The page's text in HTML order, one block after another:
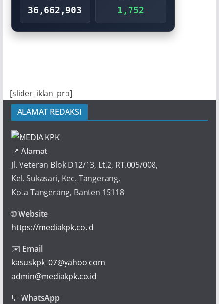
36,662,903 1,752
[slider_iklan_pro]
ALAMAT REDAKSI
📍 Alamat
Jl. Veteran Blok D12/13, Lt.2, RT.005/008,
Kel. Sukasari, Kec. Tangerang,
Kota Tangerang, Banten 15118
🌐Website
https://mediakpk.co.id
✉️ Email
kasuskpk_07@yahoo.com
admin@mediakpk.co.id
💬 WhatsApp